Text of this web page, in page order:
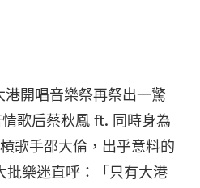
開唱音樂祭再祭出一驚
歌后蔡秋鳳 ft. 同時身為
歌手邵大倫，出乎意料的
批樂迷直呼：「只有大港